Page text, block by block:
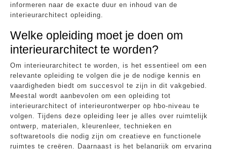
informeren naar de exacte duur en inhoud van de
interieurarchitect opleiding.
Welke opleiding moet je doen om
interieurarchitect te worden?
Om interieurarchitect te worden, is het essentieel om een
relevante opleiding te volgen die je de nodige kennis en
vaardigheden biedt om succesvol te zijn in dit vakgebied.
Meestal wordt aanbevolen om een opleiding tot
interieurarchitect of interieurontwerper op hbo-niveau te
volgen. Tijdens deze opleiding leer je alles over ruimtelijk
ontwerp, materialen, kleurenleer, technieken en
softwaretools die nodig zijn om creatieve en functionele
ruimtes te creëren. Daarnaast is het belangrijk om ervaring